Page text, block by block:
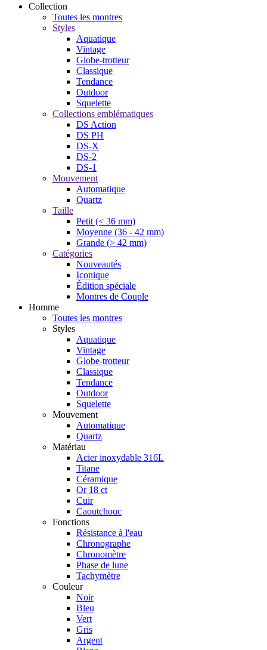
Collection
Toutes les montres
Styles
Aquatique
Vintage
Globe-trotteur
Classique
Tendance
Outdoor
Squelette
Collections emblématiques
DS Action
DS PH
DS-X
DS-2
DS-1
Mouvement
Automatique
Quartz
Taille
Petit (< 36 mm)
Moyenne (36 - 42 mm)
Grande (> 42 mm)
Catégories
Nouveautés
Iconique
Édition spéciale
Montres de Couple
Homme
Toutes les montres
Styles
Aquatique
Vintage
Globe-trotteur
Classique
Tendance
Outdoor
Squelette
Mouvement
Automatique
Quartz
Matériau
Acier inoxydable 316L
Titane
Céramique
Or 18 ct
Cuir
Caoutchouc
Fonctions
Résistance à l'eau
Chronographe
Chronomètre
Phase de lune
Tachymètre
Couleur
Noir
Bleu
Vert
Gris
Argent